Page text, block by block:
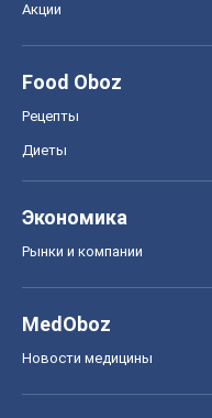
Акции
Food Oboz
Рецепты
Диеты
Экономика
Рынки и компании
MedOboz
Новости медицины